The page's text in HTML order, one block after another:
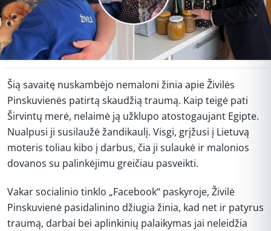
Šią savaitę nuskambėjo nemaloni žinia apie Živilės
Pinskuvienės patirtą skaudžią traumą. Kaip teigė pati
Širvintų merė, nelaimė ją užklupo atostogaujant Egipte.
Nualpusi ji susilaužė žandikaulį. Visgi, grįžusi į Lietuvą
moteris toliau kibo į darbus, čia ji sulaukė ir malonios
dovanos su palinkėjimu greičiau pasveikti.
Vakar socialinio tinklo „Facebook“ paskyroje, Živilė
Pinskuvienė pasidalinino džiugia žinia, kad net ir patyrus
traumą, darbai bei aplinkinių palaikymas jai neleidžia